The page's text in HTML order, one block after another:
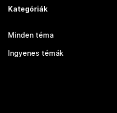
Kategóriák
Minden téma
Ingyenes témák